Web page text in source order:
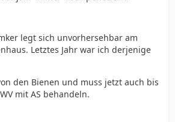
legt sich unvorhersehbar am
Letztes Jahr war ich derjenige
den Bienen und muss jetzt auch bis
mit AS behandeln.